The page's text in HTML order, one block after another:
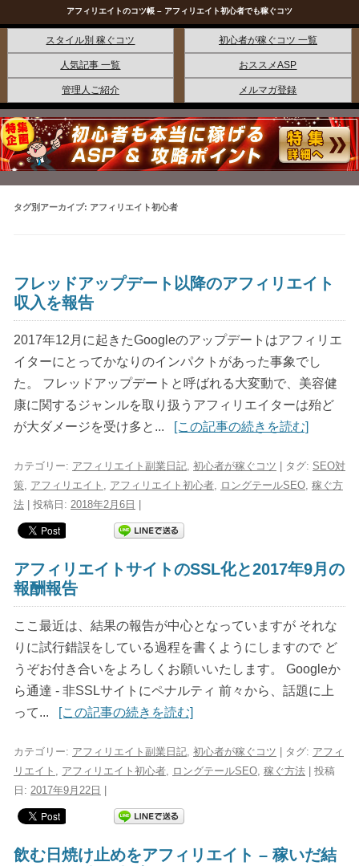
アフィリエイトのコツ帳 – アフィリエイト初心者でも稼ぐコツ
コンテンツへ移動
スタイル別 稼ぐコツ 初心者が稼ぐコツ 一覧
人気記事 一覧 おススメASP
管理人ご紹介 メルマガ登録
タグ別アーカイブ: アフィリエイト初心者
フレッドアップデート以降のアフィリエイト
収入を報告
2017年12月に起きたGoogleのアップデートはアフィリエ
イターにとってかなりのインパクトがあった事象でし
た。 フレッドアップデートと呼ばれる大変動で、美容健
康に関するジャンルを取り扱うアフィリエイターは殆ど
が大ダメージを受け多と...
[この記事の続きを読む]
カテゴリー: アフィリエイト副業日記, 初心者が稼ぐコツ | タグ: SEO対
策, アフィリエイト , アフィリエイト初心者, ロングテールSEO, 稼ぐ方
法 | 投稿日: 2018年2月6日
アフィリエイトサイトのSSL化と2017年9月の
報酬報告
ここ最近は、結果の報告が中心となっていますが それな
りに試行錯誤をしている過程を書くようにしますので ど
うぞお付き合いをよろしくお願いいたします。 Googleか
ら通達 - 非SSLサイトにペナルティ 前々から、話題に上
って...
[この記事の続きを読む]
カテゴリー: アフィリエイト副業日記, 初心者が稼ぐコツ | タグ: アフィ
リエイト , アフィリエイト初心者, ロングテールSEO, 稼ぐ方法 | 投稿
日: 2017年9月22日
飲む日焼け止めをアフィリエイト – 稼いだ結